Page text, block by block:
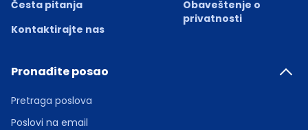
Česta pitanja
Kontaktirajte nas
Obaveštenje o
privatnosti
Pronađite posao
Pretraga poslova
Poslovi na email